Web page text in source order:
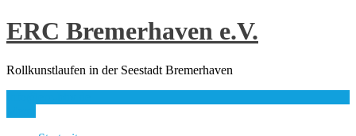
Skip
to
ERC Bremerhaven e.V.
Rollkunstlaufen in der Seestadt Bremerhaven